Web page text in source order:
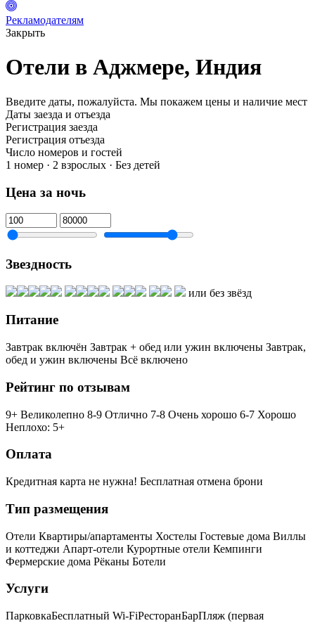
Рекламодателям
Закрыть
Отели в Аджмере, Индия
Введите даты, пожалуйста. Мы покажем цены и наличие мест
Даты заезда и отъезда
Регистрация заезда
Регистрация отъезда
Число номеров и гостей
1 номер · 2 взрослых · Без детей
Цена за ночь
Звездность
или без звёзд
Питание
Завтрак включён Завтрак + обед или ужин включены Завтрак,
обед и ужин включены Всё включено
Рейтинг по отзывам
9+ Великолепно 8-9 Отлично 7-8 Очень хорошо 6-7 Хорошо
Неплохо: 5+
Оплата
Кредитная карта не нужна! Бесплатная отмена брони
Тип размещения
Отели Квартиры/апартаменты Хостелы Гостевые дома Виллы
и коттеджи Апарт-отели Курортные отели Кемпинги
Фермерские дома Рёканы Ботели
Услуги
ПарковкаБесплатный Wi-FiРесторанБарПляж (первая